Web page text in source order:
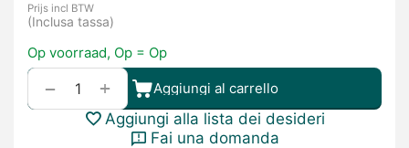
Prijs incl BTW
(Inclusa tassa)
Op voorraad, Op = Op
+
− Aggiungi al carrello
Aggiungi alla lista dei desideri
Fai una domanda